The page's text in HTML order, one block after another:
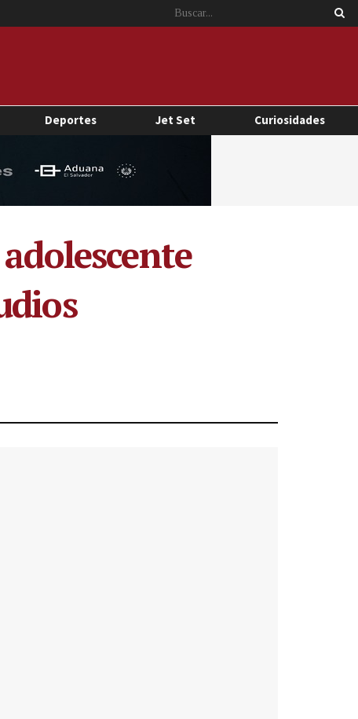
Deportes Jet Set Curiosidades